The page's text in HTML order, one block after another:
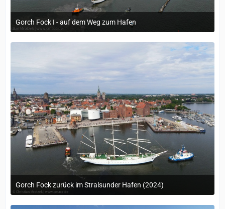
Gorch Fock I - auf dem Weg zum Hafen
21. Mai 2024 um 10:29
Gorch Fock zurück im Stralsunder Hafen (2024)
19. Mai 2024 um 11:43